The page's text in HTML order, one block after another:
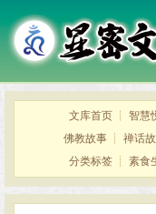
文库首页 ┊ 智慧
佛教故事 ┊ 禅话
分类标签 ┊ 素食